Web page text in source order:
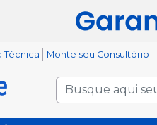
Técnica Monte seu Consultório